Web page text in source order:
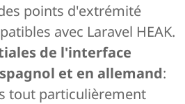
points d'extrémité
avec Laravel HEAK.
de l'interface
et en allemand:
tout particulièrement